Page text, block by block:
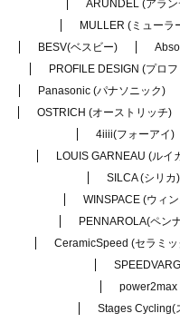
ARUNDEL (アラ
MULLER (ミューラ
BESV(ベスビー)
PROFILE DESIGN (プロ
Panasonic (パナソニック)
OSTRICH (オーストリッチ)
4iiii(フォーアイ)
LOUIS GARNEAU (ルイ
SILCA (シリカ)
WINSPACE (ウィ
PENNAROLA(ペン
CeramicSpeed (セラミ
power2max
Stages